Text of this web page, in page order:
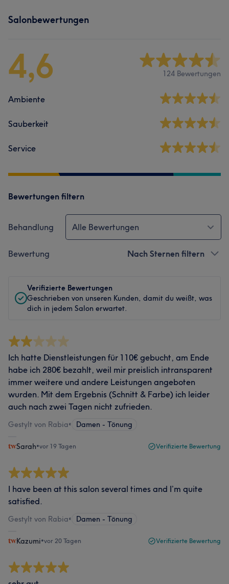
Salonbewertungen
4,6 124 Bewertungen
Ambiente
Sauberkeit
Service
Bewertungen filtern
Behandlung Alle Bewertungen
Bewertung Nach Sternen filtern
Verifizierte Bewertungen
Geschrieben von unseren Kunden, damit du weißt, was
dich in jedem Salon erwartet.
Ich hatte Dienstleistungen für 110€ gebucht, am Ende
habe ich 280€ bezahlt, weil mir preislich intransparent
immer weitere und andere Leistungen angeboten
wurden. Mit dem Ergebnis (Schnitt & Farbe) ich leider
auch nach zwei Tagen nicht zufrieden.
Gestylt von Rabia• Damen - Tönung
Sarah•vor 19 Tagen Verifizierte Bewertung
I have been at this salon several times and I’m quite
satisfied.
Gestylt von Rabia• Damen - Tönung
Kazumi•vor 20 Tagen Verifizierte Bewertung